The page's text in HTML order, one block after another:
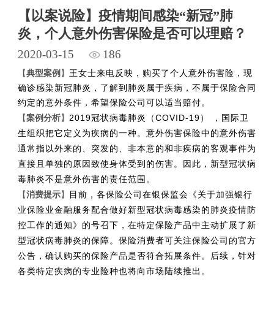
【以案说险】疫情期间感染“新冠”肺
炎，个人意外伤害保险是否可以理赔？
2020-03-15 186
【典型案例 】 王女士来电反映，购买了个人意外伤害险，现
确诊感染新冠肺炎，了解到肺炎属于疾病，不属于保险合同
约定的意外条件，希望保险公司可以适当赔付。
【案例分析】 2019冠状病毒肺炎（COVID-19） ，国际卫
生组织把它定义为疾病的一种。 意外伤害保险中的意外伤害
通常指以外来的、突发的、非本意的和非疾病的客观事件为
直接且单独的原因致使身体受到的伤害。因此，新型冠状病
毒肺炎不是意外伤害的责任范围。
【消费提示】
目前，各保险公司在银保监会《关于加强银行
业保险业金融服务配合做好新型冠状病毒感染的肺炎疫情防
控工作的通知》的号召下， 在特定保险产品中主动扩展了新
型冠状病毒肺炎的保障。 保险消费者可关注保险公司的官方
公告，确认购买的保险产品是否符合拓展条件。后续，针对
各类特定疾病的专业险种也将向市场陆续推出。